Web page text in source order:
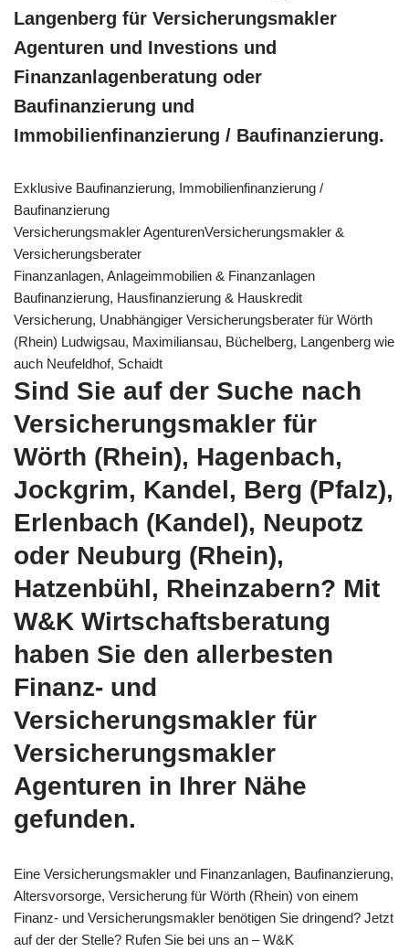
Langenberg für Versicherungsmakler
Agenturen und Investions und
Finanzanlagenberatung oder
Baufinanzierung und
Immobilienfinanzierung / Baufinanzierung.
Exklusive Baufinanzierung, Immobilienfinanzierung /
Baufinanzierung
Versicherungsmakler AgenturenVersicherungsmakler &
Versicherungsberater
Finanzanlagen, Anlageimmobilien & Finanzanlagen
Baufinanzierung, Hausfinanzierung & Hauskredit
Versicherung, Unabhängiger Versicherungsberater für Wörth
(Rhein) Ludwigsau, Maximiliansau, Büchelberg, Langenberg wie
auch Neufeldhof, Schaidt
Sind Sie auf der Suche nach
Versicherungsmakler für
Wörth (Rhein), Hagenbach,
Jockgrim, Kandel, Berg (Pfalz),
Erlenbach (Kandel), Neupotz
oder Neuburg (Rhein),
Hatzenbühl, Rheinzabern? Mit
W&K Wirtschaftsberatung
haben Sie den allerbesten
Finanz- und
Versicherungsmakler für
Versicherungsmakler
Agenturen in Ihrer Nähe
gefunden.
Eine Versicherungsmakler und Finanzanlagen, Baufinanzierung,
Altersvorsorge, Versicherung für Wörth (Rhein) von einem
Finanz- und Versicherungsmakler benötigen Sie dringend? Jetzt
auf der der Stelle? Rufen Sie bei uns an – W&K